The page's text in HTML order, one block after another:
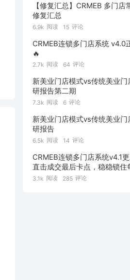
【修复汇总】CRMEB 多门店
修复汇总
6.9k 阅读 15 评论
CRMEB连锁多门店系统 v4.0
🔥
2.7k 阅读 64 评论
新美业门店模式vs传统美业门
研报告第二期
7.3k 阅读 6 评论
新美业门店模式vs传统美业门
研报告
6.5k 阅读 14 评论
CRMEB连锁多门店系统v4.1更
直击成交最后卡点，稳稳锁住
单！
3.1k 阅读 285 评论